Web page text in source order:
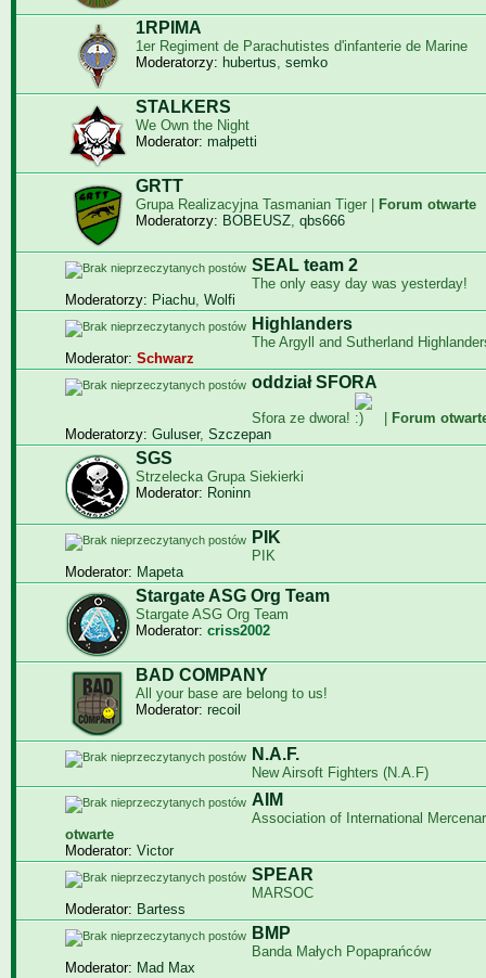
1RPIMA
1er Regiment de Parachutistes d'infanterie de Marine
Moderatorzy: hubertus, semko
STALKERS
We Own the Night
Moderator: małpetti
GRTT
Grupa Realizacyjna Tasmanian Tiger |
Forum otwarte
Moderatorzy: BOBEUSZ, qbs666
SEAL team 2
The only easy day was yesterday!
Moderatorzy: Piachu, Wolfi
Highlanders
The Argyll and Sutherland
Moderator: Schwarz
oddział SFORA
Sfora ze dwora!
Forum
Moderatorzy: Guluser, Szczepan
SGS
Strzelecka Grupa Siekierki
Moderator: Roninn
PIK
PIK
Moderator: Mapeta
Stargate ASG Org Team
Stargate ASG Org Team
Moderator: criss2002
BAD COMPANY
All your base are belong to us!
Moderator: recoil
N.A.F.
New Airsoft Fighters (N.A.F)
AIM
Association of International
otwarte
Moderator: Victor
SPEAR
MARSOC
Moderator: Bartess
BMP
Banda Małych Popaprańców
Moderator: Mad Max